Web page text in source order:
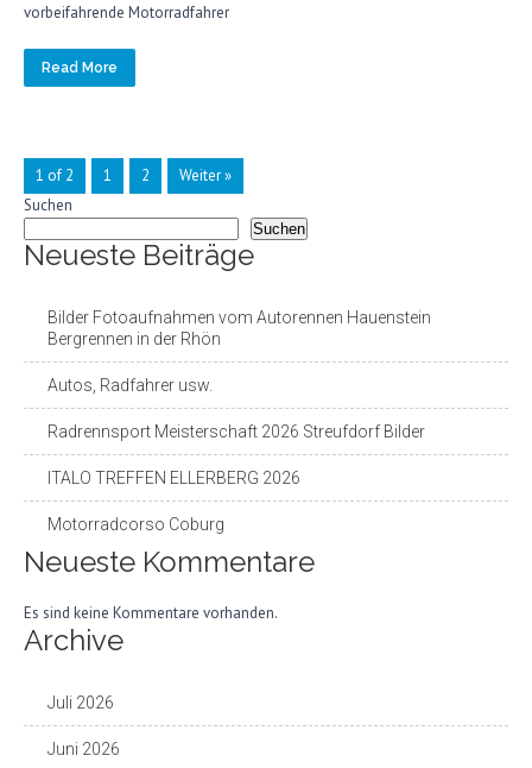
vorbeifahrende Motorradfahrer
Read More
1 of 2 1 2
Weiter »
Suchen
Suchen
Neueste Beiträge
Bilder Fotoaufnahmen vom Autorennen Hauenstein
Bergrennen in der Rhön
Autos, Radfahrer usw.
Radrennsport Meisterschaft 2026 Streufdorf Bilder
ITALO TREFFEN ELLERBERG 2026
Motorradcorso Coburg
Neueste Kommentare
Es sind keine Kommentare vorhanden.
Archive
Juli 2026
Juni 2026